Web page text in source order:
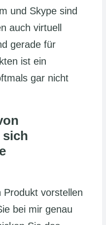
und Skype sind
auch virtuell
gerade für
ist ein
gar nicht
sich
Produkt vorstellen
bei mir genau